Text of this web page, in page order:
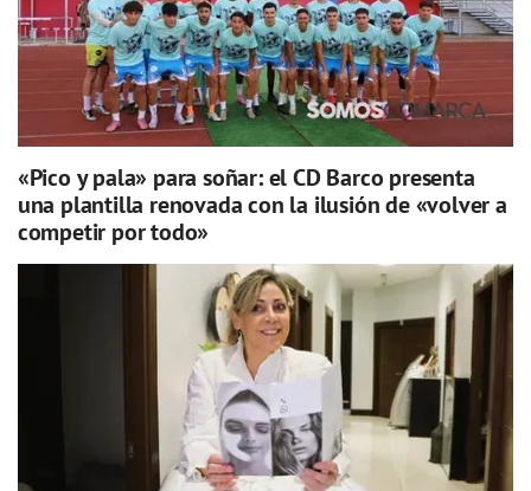
«Pico y pala» para soñar: el CD Barco presenta
una plantilla renovada con la ilusión de «volver a
competir por todo»